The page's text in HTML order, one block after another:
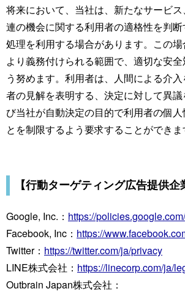
将来において、当社は、新たなサービ
連の機会に関する利用者の適格性を判
処理を利用する場合があります。この
より義務付けられる範囲で、適切な安
う努めます。利用者は、人間による介
者の見解を表明する、決定に対して異
び当社が自動決定の目的で利用者の個
とを制限するよう要求することができま
【行動ターゲティング広告提供企
Google, Inc.： https://
Facebook, Inc： https://
Twitter： https://twitter.com/ja/privacy
LINE株式会社： https://linecorp.com/ja/
Outbrain Japan株式会社：